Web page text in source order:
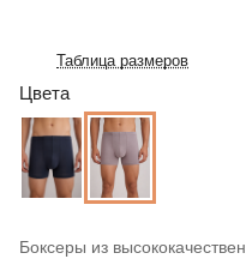
Таблица размеров
Цвета
Боксеры из